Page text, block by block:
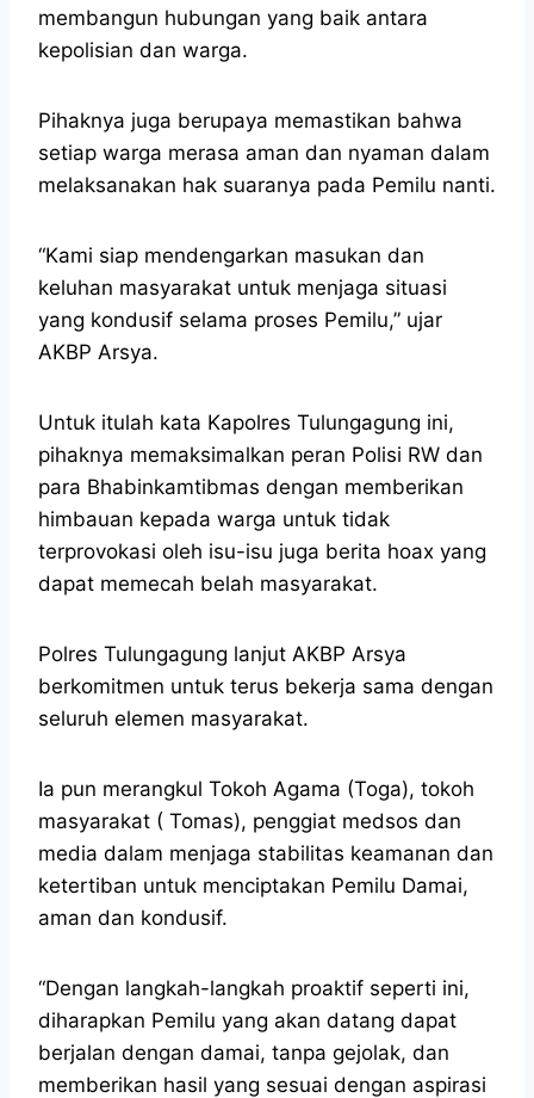
membangun hubungan yang baik antara
kepolisian dan warga.
Pihaknya juga berupaya memastikan bahwa
setiap warga merasa aman dan nyaman dalam
melaksanakan hak suaranya pada Pemilu nanti.
“Kami siap mendengarkan masukan dan
keluhan masyarakat untuk menjaga situasi
yang kondusif selama proses Pemilu,” ujar
AKBP Arsya.
Untuk itulah kata Kapolres Tulungagung ini,
pihaknya memaksimalkan peran Polisi RW dan
para Bhabinkamtibmas dengan memberikan
himbauan kepada warga untuk tidak
terprovokasi oleh isu-isu juga berita hoax yang
dapat memecah belah masyarakat.
Polres Tulungagung lanjut AKBP Arsya
berkomitmen untuk terus bekerja sama dengan
seluruh elemen masyarakat.
Ia pun merangkul Tokoh Agama (Toga), tokoh
masyarakat ( Tomas), penggiat medsos dan
media dalam menjaga stabilitas keamanan dan
ketertiban untuk menciptakan Pemilu Damai,
aman dan kondusif.
“Dengan langkah-langkah proaktif seperti ini,
diharapkan Pemilu yang akan datang dapat
berjalan dengan damai, tanpa gejolak, dan
memberikan hasil yang sesuai dengan aspirasi